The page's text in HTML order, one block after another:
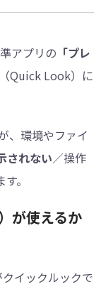
アプリの 「プレ
Quick Look）に
、環境やファイ
されない／操作
。
が使えるか
イックルックで